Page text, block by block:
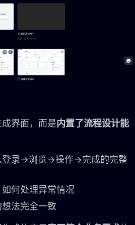
界面，而是内置了流程设计能
登录→浏览→操作→完成的完整
何处理异常情况
法完全一致